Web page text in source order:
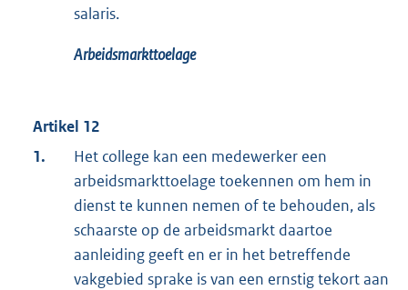
salaris.
Arbeidsmarkttoelage
Artikel 12
1.
Het college kan een medewerker een
arbeidsmarkttoelage toekennen om hem in
dienst te kunnen nemen of te behouden, als
schaarste op de arbeidsmarkt daartoe
aanleiding geeft en er in het betreffende
vakgebied sprake is van een ernstig tekort aan